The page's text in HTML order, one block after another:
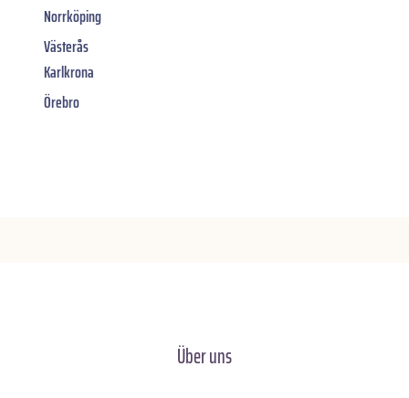
Norrköping
Västerås
Karlkrona
Örebro
Über uns